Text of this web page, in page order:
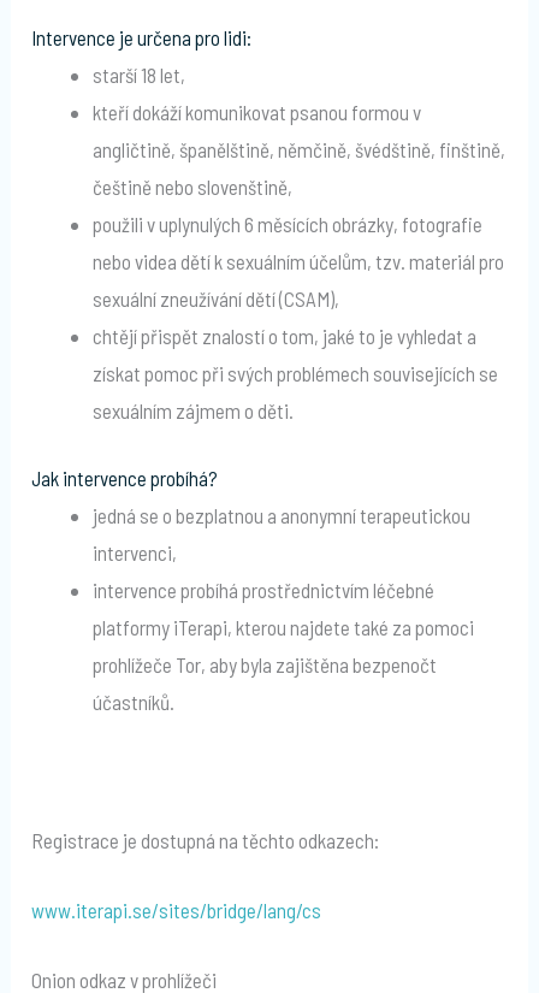
Intervence je určena pro lidi:
starší 18 let,
kteří dokáží komunikovat psanou formou v
angličtině, španělštině, němčině, švédštině, finštině,
češtině nebo slovenštině,
použili v uplynulých 6 měsících obrázky, fotografie
nebo videa dětí k sexuálním účelům, tzv. materiál pro
sexuální zneužívání dětí (CSAM),
chtějí přispět znalostí o tom, jaké to je vyhledat a
získat pomoc při svých problémech souvisejících se
sexuálním zájmem o děti.
Jak intervence probíhá?
jedná se o bezplatnou a anonymní terapeutickou
intervenci,
intervence probíhá prostřednictvím léčebné
platformy iTerapi, kterou najdete také za pomoci
prohlížeče Tor, aby byla zajištěna bezpenočt
účastníků.
Registrace je dostupná na těchto odkazech:
www.iterapi.se/sites/bridge/lang/cs
Onion odkaz v prohlížeči